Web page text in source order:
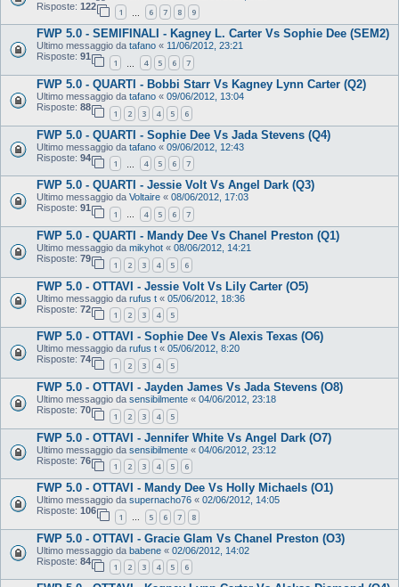
Risposte: 122
1 6 7 8 9
FWP 5.0 - SEMIFINALI - Kagney L. Carter Vs Sophie Dee (SEM2)
Ultimo messaggio da tafano « 11/06/2012, 23:21
Risposte: 91
1 4 5 6 7
FWP 5.0 - QUARTI - Bobbi Starr Vs Kagney Lynn Carter (Q2)
Ultimo messaggio da tafano « 09/06/2012, 13:04
Risposte: 88
1 2 3 4 5 6
FWP 5.0 - QUARTI - Sophie Dee Vs Jada Stevens (Q4)
Ultimo messaggio da tafano « 09/06/2012, 12:43
Risposte: 94
1 4 5 6 7
FWP 5.0 - QUARTI - Jessie Volt Vs Angel Dark (Q3)
Ultimo messaggio da Voltaire « 08/06/2012, 17:03
Risposte: 91
1 … 4 5 6 7
FWP 5.0 - QUARTI - Mandy Dee Vs Chanel Preston (Q1)
Ultimo messaggio da mikyhot « 08/06/2012, 14:21
Risposte: 79
1 2 3 4 5 6
FWP 5.0 - OTTAVI - Jessie Volt Vs Lily Carter (O5)
Ultimo messaggio da rufus t « 05/06/2012, 18:36
Risposte: 72
1 2 3 4 5
FWP 5.0 - OTTAVI - Sophie Dee Vs Alexis Texas (O6)
Ultimo messaggio da rufus t « 05/06/2012, 8:20
Risposte: 74
1 2 3 4 5
FWP 5.0 - OTTAVI - Jayden James Vs Jada Stevens (O8)
Ultimo messaggio da sensibilmente « 04/06/2012, 23:18
Risposte: 70
1 2 3 4 5
FWP 5.0 - OTTAVI - Jennifer White Vs Angel Dark (O7)
Ultimo messaggio da sensibilmente « 04/06/2012, 23:12
Risposte: 76
1 2 3 4 5 6
FWP 5.0 - OTTAVI - Mandy Dee Vs Holly Michaels (O1)
Ultimo messaggio da supernacho76 « 02/06/2012, 14:05
Risposte: 106
1 … 5 6 7 8
FWP 5.0 - OTTAVI - Gracie Glam Vs Chanel Preston (O3)
Ultimo messaggio da babene « 02/06/2012, 14:02
Risposte: 84
1 2 3 4 5 6